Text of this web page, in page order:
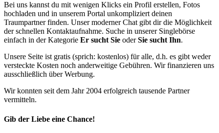
Bei uns kannst du mit wenigen Klicks ein Profil erstellen, Fotos
hochladen und in unserem Portal unkompliziert deinen
Traumpartner finden. Unser moderner Chat gibt dir die Möglichkeit
der schnellen Kontaktaufnahme. Suche in unserer Singlebörse
einfach in der Kategorie Er sucht Sie oderSie sucht Ihn.
Unsere Seite ist gratis (sprich: kostenlos) für alle, d.h. es gibt weder
versteckte Kosten noch anderweitige Gebühren. Wir finanzieren uns
ausschließlich über Werbung.
Wir konnten seit dem Jahr 2004 erfolgreich tausende Partner
vermitteln.
Gib der Liebe eine Chance!